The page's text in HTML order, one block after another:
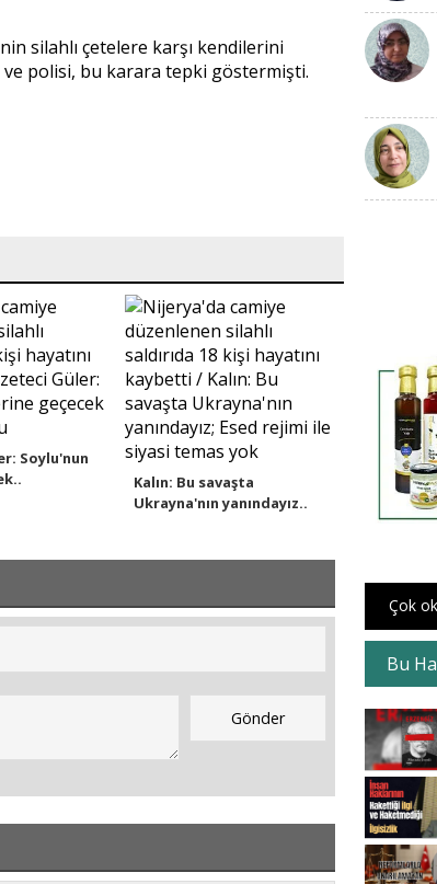
silahlı çetelere karşı kendilerini
ve polisi, bu karara tepki göstermişti.
Soylu'nun
Kalın: Bu savaşta
Ukrayna'nın yanındayız..
Çok
Bu